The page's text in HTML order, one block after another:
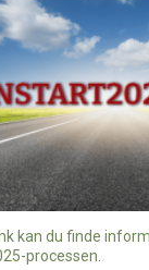
kan du finde
processen.